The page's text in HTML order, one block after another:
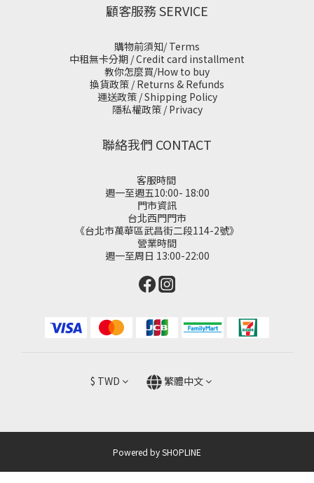
顧客服務 SERVICE
購物前須知/ Terms
中租無卡分期 / Credit card installment
教你怎麼買/How to buy
換貨政策 / Returns & Refunds
運送政策 / Shipping Policy
隱私權政策 / Privacy
聯絡我們 CONTACT
客服時間
週一至週五10:00- 18:00
門市資訊
台北西門門市
《台北市萬華區武昌街二段114-2號》
營業時間
週一至周日 13:00-22:00
$ TWD 繁體中文
Powered by SHOPLINE